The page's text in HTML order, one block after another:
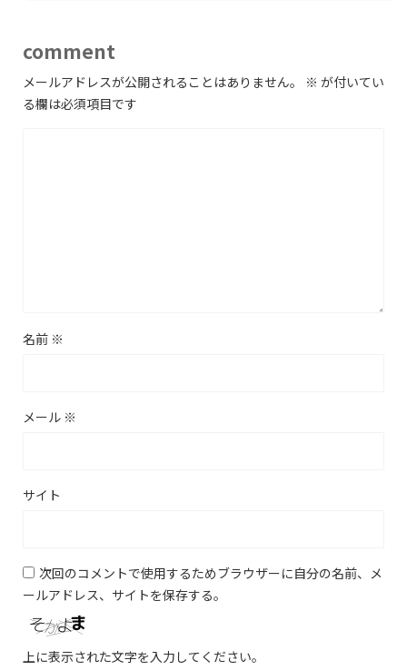
comment
メールアドレスが公開されることはありません。 ※ が付いてい
る欄は必須項目です
名前 ※
メール ※
サイト
次回のコメントで使用するためブラウザーに自分の名前、メ
ールアドレス、サイトを保存する。
上に表示された文字を入力してください。